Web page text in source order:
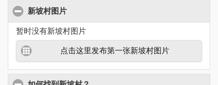
新坡村图片
暂时没有新坡村图片
点击这里发布第一张新坡村图片